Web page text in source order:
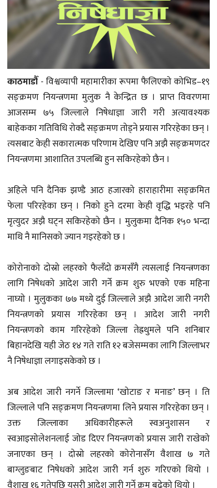
काठमाडौँ- विश्वव्यापी महामारीका रूपमा फैलिएको कोभिड–१९
सङ्क्रमण नियन्त्रणमा मुलुक नै केन्द्रित छ । प्राप्त विवरणमा
आजसम्म ७५ जिल्लाले निषेधाज्ञा जारी गरी अत्यावश्यक
बाहेकका गतिविधि रोक्दै सङ्क्रमण तोड्ने प्रयास गरिरहेका छन् ।
त्यसबाट केही सकारात्मक परिणाम देखिए पनि अझै सङ्क्रमणदर
नियन्त्रणमा आशातित उपलब्धि हुन सकिरहेको छैन ।
अहिले पनि दैनिक झण्डै आठ हजारको हाराहारीमा सङ्क्रमित
फेला परिरहेका छन् । निको हुने दरमा केही वृद्धि भइरहे पनि
मृत्युदर अझै घट्न सकिरहेको छैन । मुलुकमा दैनिक १५० भन्दा
माथि नै मानिसको ज्यान गइरहेको छ ।
कोरोनाको दोस्रो लहरको फैलँदो क्रमसँगै त्यसलाई नियन्त्रणका
लागि निषेधको आदेश जारी गर्ने क्रम शुरु भएको एक महिना
नाघ्यो । मुलुकका ७७ मध्ये दुई जिल्लाले अझै आदेश जारी नगरी
नियन्त्रणको प्रयास गरिरहेका छन् । आदेश जारी नगरी
नियन्त्रणको काम गरिरहेको जिल्ला तेह्रथुमले पनि शनिबार
बिहानदेखि यही जेठ १४ गते राति १२ बजेसम्मका लागि जिल्लाभर
नै निषेधाज्ञा लगाइसकेको छ ।
अब आदेश जारी नगर्ने जिल्लामा ‘खोटाङ र मनाङ’ छन् । ति
जिल्लाले पनि सङ्क्रमण नियन्त्रणमा लिने प्रयास गरिरहेका छन् ।
उक्त जिल्लाका अधिकारीहरूले स्वअनुशासन र
स्वआइसोलेशनलाई जोड दिएर नियन्त्रणको प्रयास जारी राखेको
जनाएका छन् । दोस्रो लहरको कोरोनासँग वैशाख ७ गते
बाग्लुङबाट निषेधको आदेश जारी गर्न शुरु गरिएको थियो ।